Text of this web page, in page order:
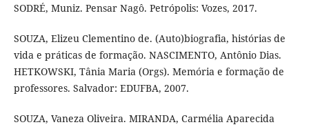
SODRÉ, Muniz. Pensar Nagô. Petrópolis: Vozes, 2017.
SOUZA, Elizeu Clementino de. (Auto)biografia, histórias de
vida e práticas de formação. NASCIMENTO, Antônio Dias.
HETKOWSKI, Tânia Maria (Orgs). Memória e formação de
professores. Salvador: EDUFBA, 2007.
SOUZA, Vaneza Oliveira. MIRANDA, Carmélia Aparecida